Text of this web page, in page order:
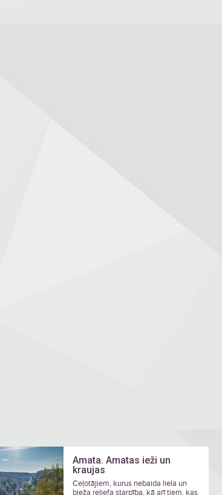
Amata. Amatas ieži un
kraujas
Ceļotājiem, kurus nebaida liela un
bieža reljefa starpība, kā arī tiem, kas